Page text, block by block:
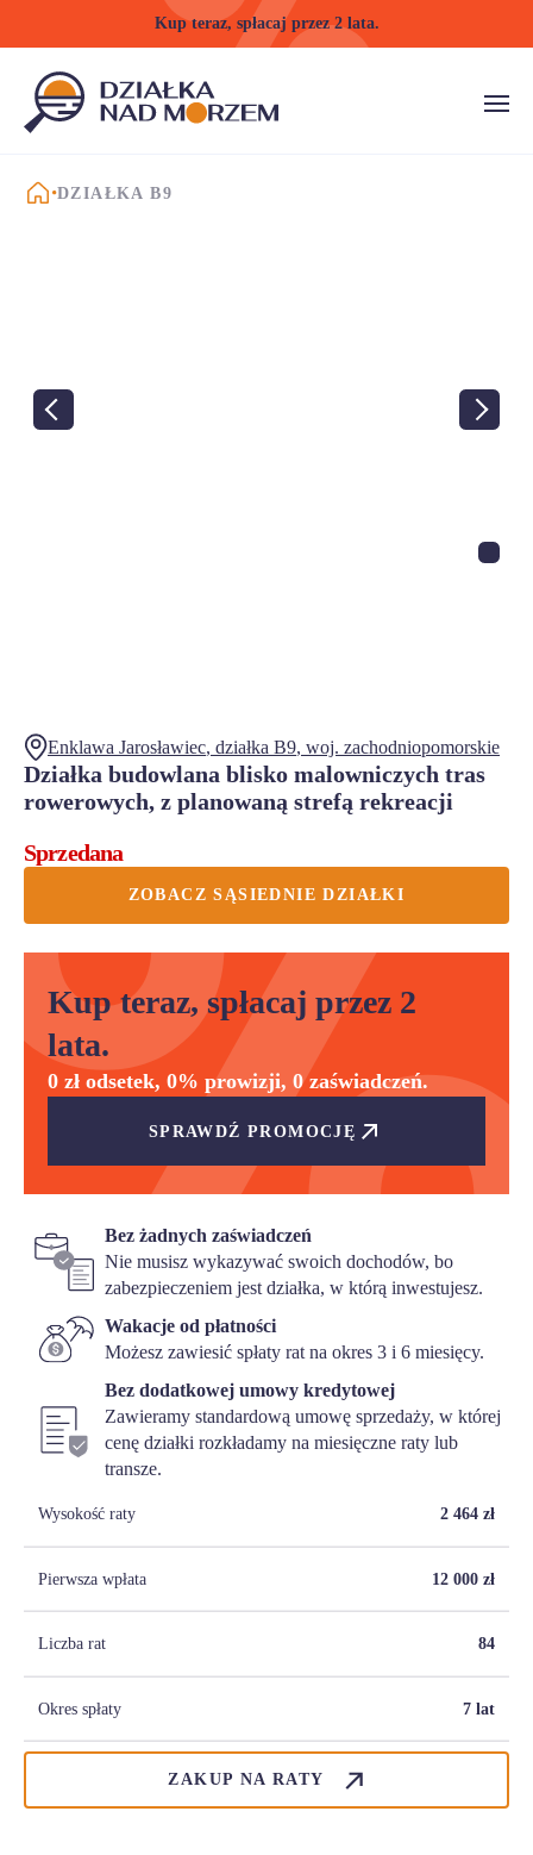
Kup teraz, spłacaj przez 2 lata.
STRONA GŁÓWNA
DZIAŁKA B9
Enklawa Jarosławiec, działka B9, woj. zachodniopomorskie
Działka budowlana blisko malowniczych tras
rowerowych, z planowaną strefą rekreacji
Sprzedana
ZOBACZ SĄSIEDNIE DZIAŁKI
Kup teraz, spłacaj przez 2
lata.
0 zł odsetek, 0% prowizji, 0 zaświadczeń.
SPRAWDŹ PROMOCJĘ
Bez żadnych zaświadczeń
Nie musisz wykazywać swoich dochodów, bo
zabezpieczeniem jest działka, w którą inwestujesz.
Wakacje od płatności
Możesz zawiesić spłaty rat na okres 3 i 6 miesięcy.
Bez dodatkowej umowy kredytowej
Zawieramy standardową umowę sprzedaży, w której
cenę działki rozkładamy na miesięczne raty lub
transze.
Wysokość raty 2 464 zł
Pierwsza wpłata 12 000 zł
Liczba rat 84
Okres spłaty 7 lat
ZAKUP NA RATY